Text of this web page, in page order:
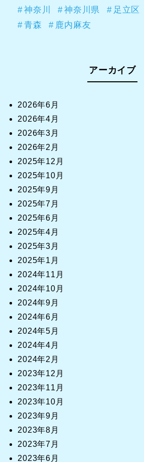
神奈川
神奈川県 足立区
青森
鹿内麻友
アーカイブ
2026年6月
2026年4月
2026年3月
2026年2月
2025年12月
2025年10月
2025年9月
2025年7月
2025年6月
2025年4月
2025年3月
2025年1月
2024年11月
2024年10月
2024年9月
2024年6月
2024年5月
2024年4月
2024年2月
2023年12月
2023年11月
2023年10月
2023年9月
2023年8月
2023年7月
2023年6月